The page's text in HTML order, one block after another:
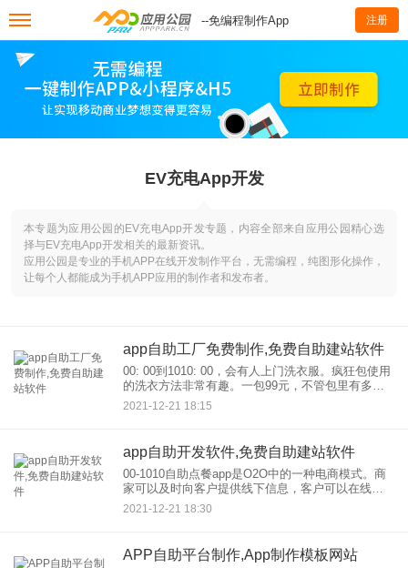
--免编程制作App 注册
EV充电App开发
本专题为应用公园的EV充电App开发专题，内容全部来自应用公园精心选
择与EV充电App开发相关的最新资讯。
应用公园是专业的手机APP在线开发制作平台，无需编程，纯图形化操作，
让每个人都能成为手机APP应用的制作者和发布者。
app自助工厂免费制作,免费自助建站软件
00: 00到1010: 00，会有人上门洗衣服。疯狂包使用
的洗衣方法非常有趣。一包99元，不管包里有多少
件，都挺实惠的。欢迎朋友下载体验！免费上门取
货，全新收费模式的洗包，多少钱洗，每包99元，
2021-12-21 18:15
app自助开发软件,免费自助建站软件
00-1010自助点餐app是O2O中的一种电商模式。商
家可以及时向客户提供线下信息，客户可以在线下
单结算。自助点餐app的开发不仅给客户带来了便
利，也帮助商家节约了成本，提高了工作效率，因
2021-12-21 18:30
APP自助平台制作,App制作模板网站